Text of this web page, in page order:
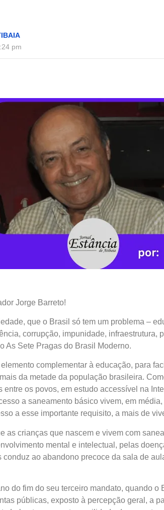
pm
Jorge Barreto!
que o Brasil só tem um problema –
corrupção, impunidade, infraestrutura,
As Sete Pragas do Brasil Moderno.
complementar à educação, para
da metade da população brasileira.
os povos, em estudo accessível na
a saneamento básico vivem, em
a esse importante requisito, a mais de
as crianças que nascem e vivem com
mental e intelectual, pelas
conduz ao abandono precoce da sala de
do fim do seu terceiro mandato, quando
públicas, exposto à percepção geral, a